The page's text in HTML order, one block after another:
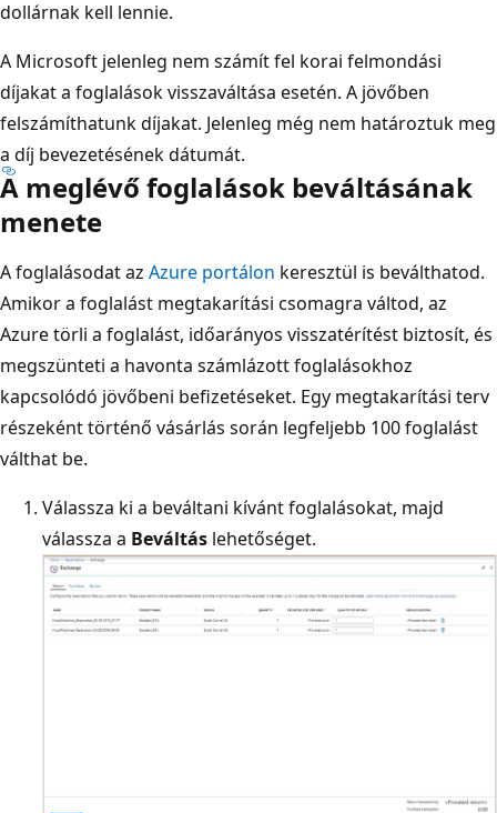
dollárnak kell lennie.
A Microsoft jelenleg nem számít fel korai felmondási
díjakat a foglalások visszaváltása esetén. A jövőben
felszámíthatunk díjakat. Jelenleg még nem határoztuk meg
a díj bevezetésének dátumát.
A meglévő foglalások beváltásának
menete
A foglalásodat az Azure portálon keresztül is beválthatod.
Amikor a foglalást megtakarítási csomagra váltod, az
Azure törli a foglalást, időarányos visszatérítést biztosít, és
megszünteti a havonta számlázott foglalásokhoz
kapcsolódó jövőbeni befizetéseket. Egy megtakarítási terv
részeként történő vásárlás során legfeljebb 100 foglalást
válthat be.
Válassza ki a beváltani kívánt foglalásokat, majd
válassza a Beváltás lehetőséget.